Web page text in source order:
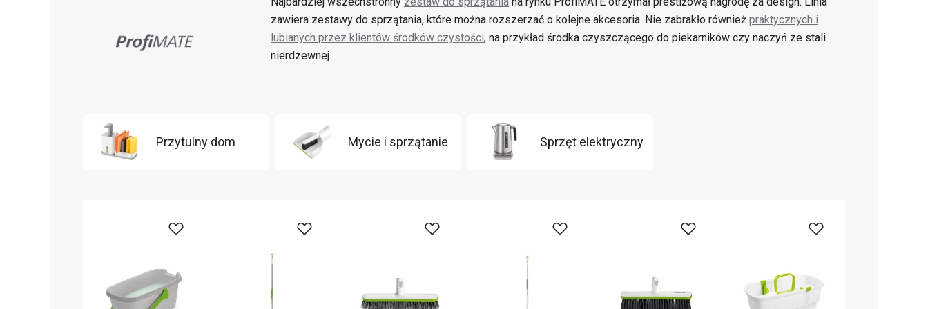
zawiera zestawy do sprzątania, które można rozszerzać o kolejne akcesoria. Nie zabrakło również praktycznych i
lubianych przez klientów środków czystości, na przykład środka czyszczącego do piekarników czy naczyń ze stali
nierdzewnej.
Przytulny dom Mycie i sprzątanie Sprzęt elektryczny